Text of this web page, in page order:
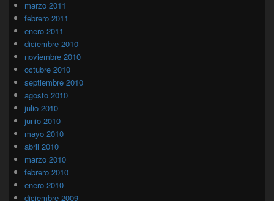
marzo 2011
febrero 2011
enero 2011
diciembre 2010
noviembre 2010
octubre 2010
septiembre 2010
agosto 2010
julio 2010
junio 2010
mayo 2010
abril 2010
marzo 2010
febrero 2010
enero 2010
diciembre 2009